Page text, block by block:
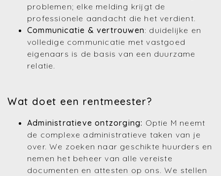
problemen; elke melding krijgt de
professionele aandacht die het verdient.
Communicatie & vertrouwen: duidelijke en
volledige communicatie met vastgoed
eigenaars is de basis van een duurzame
relatie.
Wat doet een rentmeester?
Administratieve ontzorging: Optie M neemt
de complexe administratieve taken van je
over. We zoeken naar geschikte huurders en
nemen het beheer van alle vereiste
documenten en attesten op ons. We stellen